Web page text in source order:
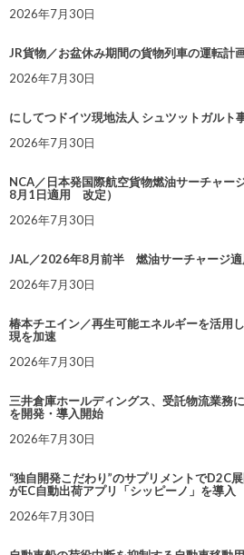
2026年7月30日
JR貨物／お盆休み期間の貨物列車の運転計
2026年7月30日
にしてつドイツ現地法人 シュツットガルト
2026年7月30日
NCA／日本発国際航空貨物燃油サーチャー
8月1日適用 改定）
2026年7月30日
JAL／2026年8月前半 燃油サーチャージ適
2026年7月30日
椿本チエイン／再生可能エネルギーを活用
現を加速
2026年7月30日
三井倉庫ホールディングス、受託物流業務
を開発・導入開始
2026年7月30日
“独自開発こだわり”のサプリメントでD2C
がEC自動出荷アプリ「シッピーノ」を導入
2026年7月30日